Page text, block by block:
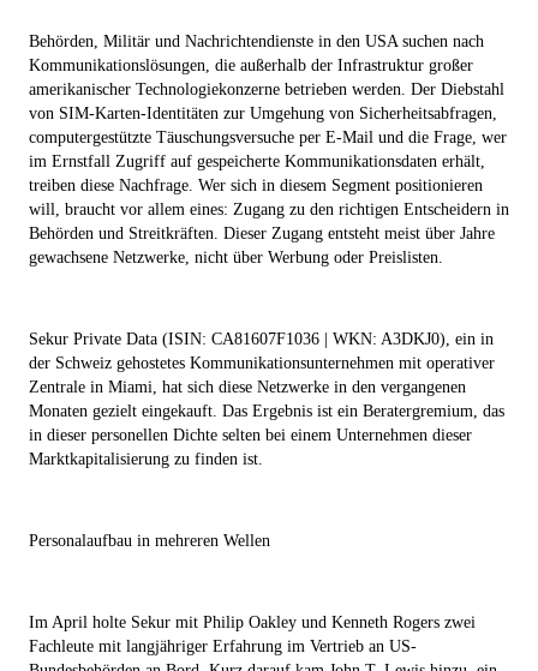
Behörden, Militär und Nachrichtendienste in den USA suchen nach
Kommunikationslösungen, die außerhalb der Infrastruktur großer
amerikanischer Technologiekonzerne betrieben werden. Der Diebstahl
von SIM-Karten-Identitäten zur Umgehung von Sicherheitsabfragen,
computergestützte Täuschungsversuche per E-Mail und die Frage, wer
im Ernstfall Zugriff auf gespeicherte Kommunikationsdaten erhält,
treiben diese Nachfrage. Wer sich in diesem Segment positionieren
will, braucht vor allem eines: Zugang zu den richtigen Entscheidern in
Behörden und Streitkräften. Dieser Zugang entsteht meist über Jahre
gewachsene Netzwerke, nicht über Werbung oder Preislisten.
Sekur Private Data (ISIN: CA81607F1036 | WKN: A3DKJ0), ein in
der Schweiz gehostetes Kommunikationsunternehmen mit operativer
Zentrale in Miami, hat sich diese Netzwerke in den vergangenen
Monaten gezielt eingekauft. Das Ergebnis ist ein Beratergremium, das
in dieser personellen Dichte selten bei einem Unternehmen dieser
Marktkapitalisierung zu finden ist.
Personalaufbau in mehreren Wellen
Im April holte Sekur mit Philip Oakley und Kenneth Rogers zwei
Fachleute mit langjähriger Erfahrung im Vertrieb an US-